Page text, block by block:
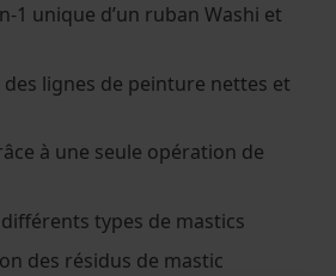
1 unique d’un ruban Washi et
des lignes de peinture nettes et
à une seule opération de
types de mastics
des résidus de mastic